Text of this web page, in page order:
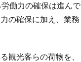
働力の確保は進んで
の確保に加え、業務
観光客らの荷物を、